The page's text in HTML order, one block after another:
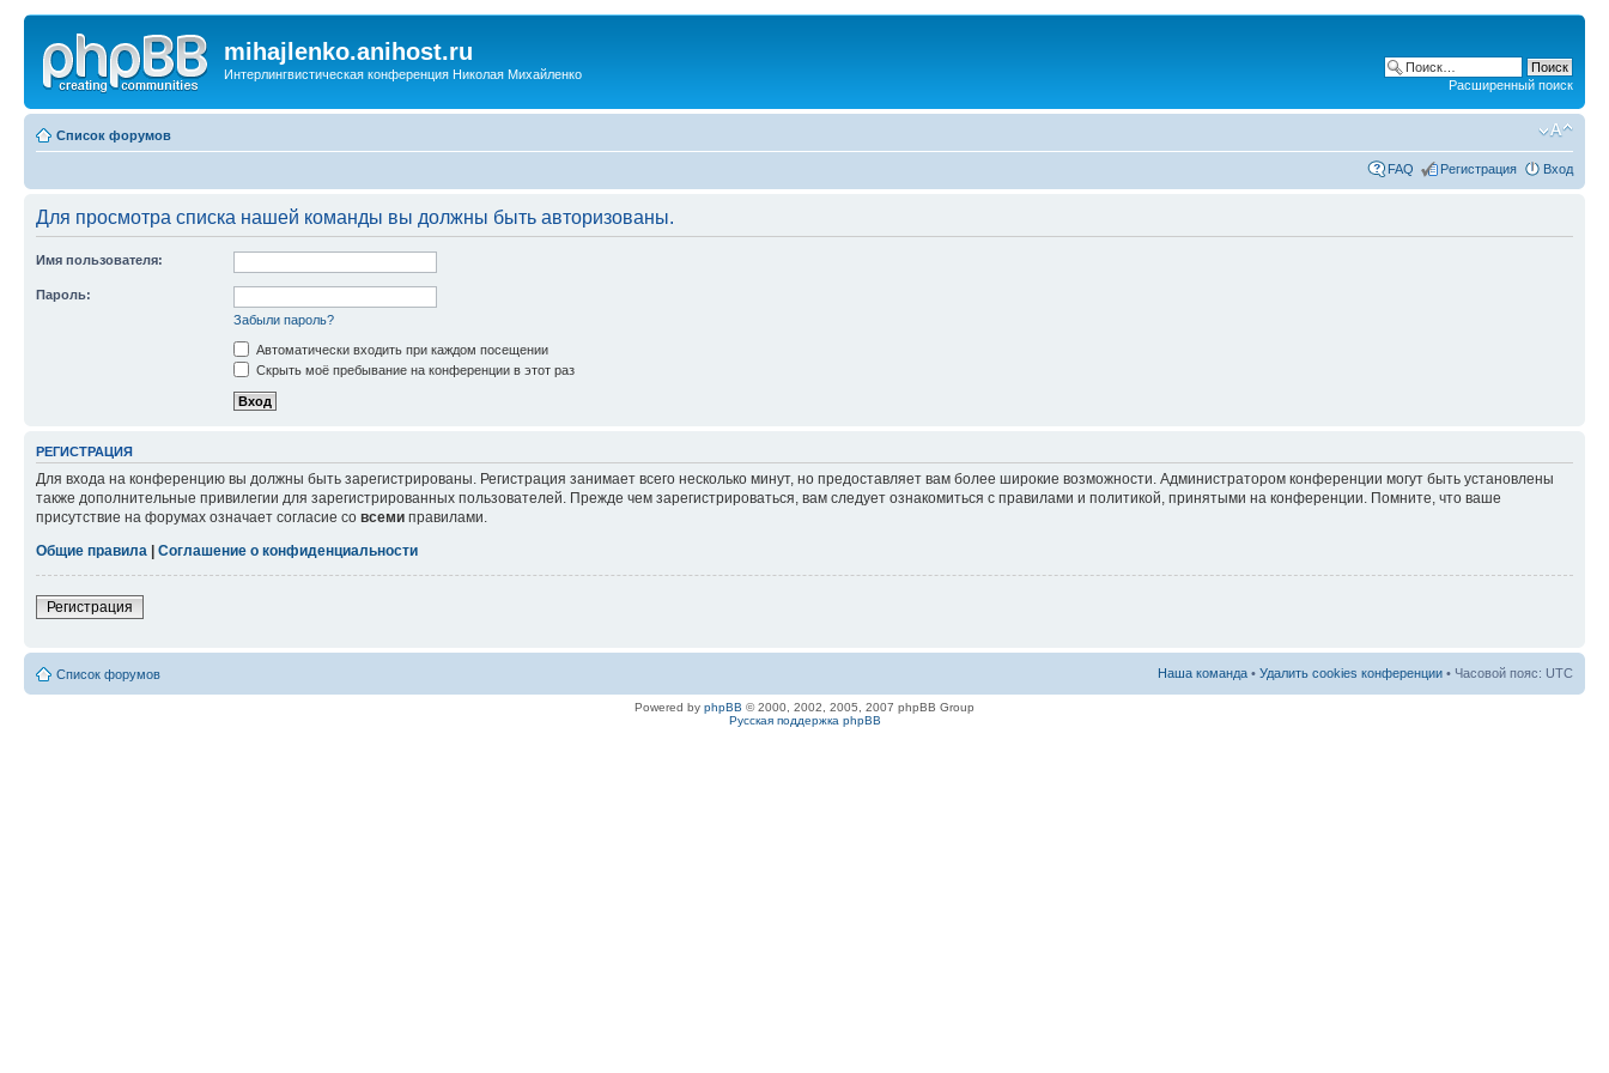
mihajlenko.anihost.ru
Интерлингвистическая конференция Николая Михайленко
Расширенный поиск
Список форумов
FAQ Регистрация Вход
Для просмотра списка нашей команды вы должны быть авторизованы.
Имя пользователя:
Пароль:
Забыли пароль?
Автоматически входить при каждом посещении
Скрыть моё пребывание на конференции в этот раз
РЕГИСТРАЦИЯ
Для входа на конференцию вы должны быть зарегистрированы. Регистрация занимает всего несколько минут, но предоставляет вам более широкие возможности. Администратором конференции могут быть установлены
также дополнительные привилегии для зарегистрированных пользователей. Прежде чем зарегистрироваться, вам следует ознакомиться с правилами и политикой, принятыми на конференции. Помните, что ваше
присутствие на форумах означает согласие со всеми правилами.
Общие правила
Соглашение о конфиденциальности
Регистрация
Список форумов Наша команда • Удалить cookies конференции • Часовой пояс: UTC
Powered by phpBB © 2000, 2002, 2005, 2007 phpBB Group
Русская поддержка phpBB